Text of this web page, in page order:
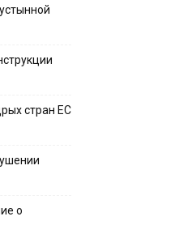
стран ЕС
о